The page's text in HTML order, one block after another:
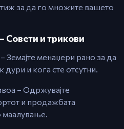
за да го множите вашето
Совети и трикови
Земајте менаџери рано за да
дури и кога сте отсутни.
– Одржувајте
и продажбата
маалување.